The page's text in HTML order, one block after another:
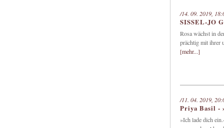
/14. 09. 2019,
SISSEL-JO
Rosa wächst in
prächtig mit ihrer
[mehr...]
/11. 04. 2019,
Priya Basil -
»Ich lade dich